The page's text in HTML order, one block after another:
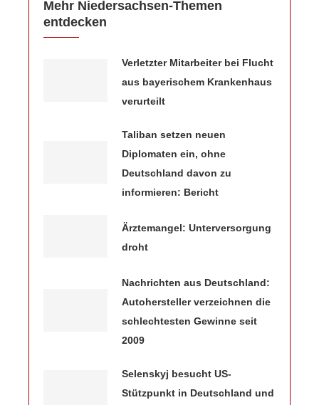
Mehr Niedersachsen-Themen
entdecken
Verletzter Mitarbeiter bei Flucht
aus bayerischem Krankenhaus
verurteilt
Taliban setzen neuen
Diplomaten ein, ohne
Deutschland davon zu
informieren: Bericht
Ärztemangel: Unterversorgung
droht
Nachrichten aus Deutschland:
Autohersteller verzeichnen die
schlechtesten Gewinne seit
2009
Selenskyj besucht US-
Stützpunkt in Deutschland und